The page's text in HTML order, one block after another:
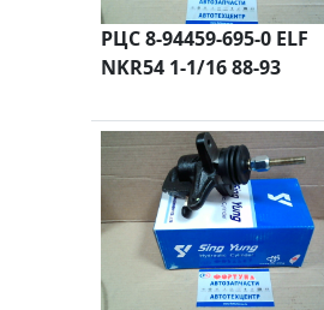
РЦС 8-94459-695-0 ELF
NKR54 1-1/16 88-93